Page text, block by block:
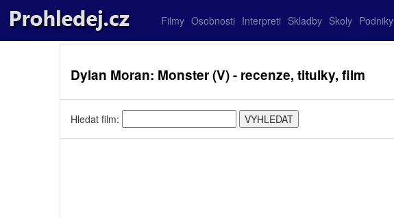
Filmy Osobnosti Interpreti Skladby Školy Podniky
Dylan Moran: Monster (V) - recenze, titulky, film
Hledat film: